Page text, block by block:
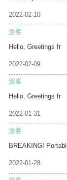
2022-02-10
游客
Hello, Greetings fr
2022-02-09
游客
Hello, Greetings fr
2022-01-31
游客
BREAKING!
2022-01-28